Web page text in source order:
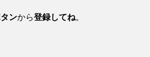
ンから登録してね。